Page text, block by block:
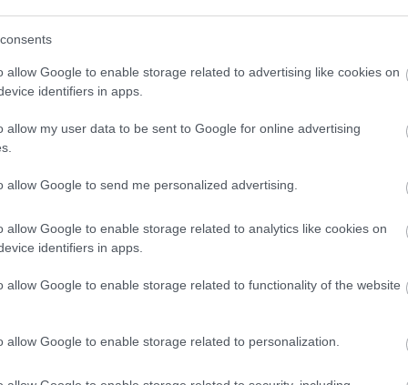
allow Google to enable storage related to advertising like cookies on
identifiers in apps.
allow my user data to be sent to Google for online advertising
allow Google to send me personalized advertising.
allow Google to enable storage related to analytics like cookies on
identifiers in apps.
allow Google to enable storage related to functionality of the website
allow Google to enable storage related to personalization.
Εύβοια
για τηνΕλλάδακαι τονΚόσμοστο